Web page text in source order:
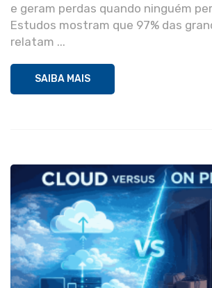
e geram perdas quando ninguém
Estudos mostram que 97% das
relatam ...
SAIBA MAIS